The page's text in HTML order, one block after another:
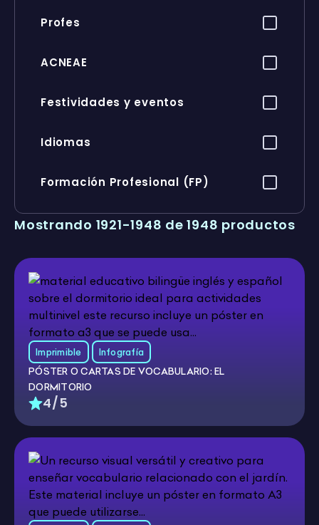
Profes
ACNEAE
Festividades y eventos
Idiomas
Formación Profesional (FP)
Mostrando 1921-1948 de 1948 productos
Imprimible
Infografía
PÓSTER O CARTAS DE VOCABULARIO: EL
DORMITORIO
4/5